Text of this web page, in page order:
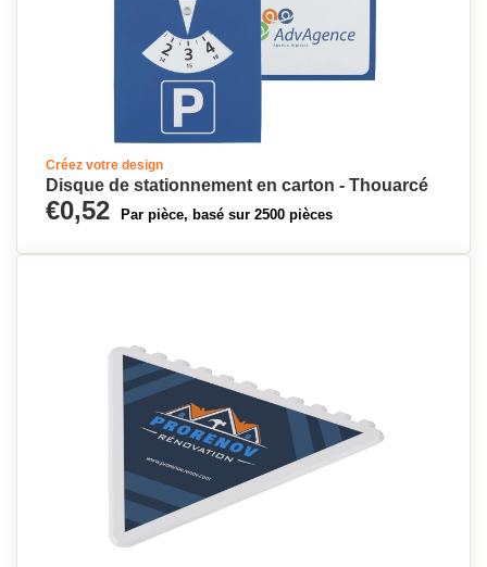
Créez votre design
Disque de stationnement en carton - Thouarcé
€0,52 Par pièce, basé sur 2500 pièces